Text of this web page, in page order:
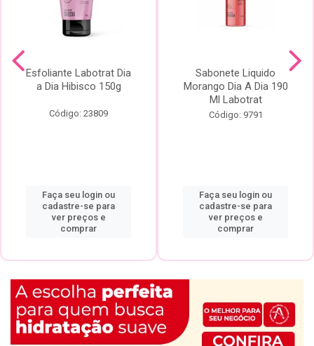
Esfoliante Labotrat Dia
a Dia Hibisco 150g
Código: 23809
Faça seu login ou
cadastre-se para
ver preços e
comprar
Sabonete Liquido
Morango Dia A Dia 190
Ml Labotrat
Código: 9791
Faça seu login ou
cadastre-se para
ver preços e
comprar